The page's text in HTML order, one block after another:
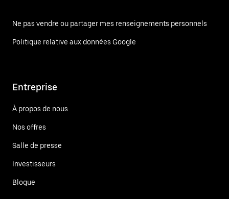
Ne pas vendre ou partager mes renseignements personnels
Politique relative aux données Google
Entreprise
À propos de nous
Nos offres
Salle de presse
Investisseurs
Blogue